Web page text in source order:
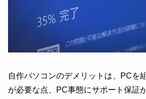
自作パソコンのデメリットは、PCを
が必要な点、PC事態にサポート保証